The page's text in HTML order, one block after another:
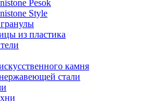
Pesok
Style
из пластика
камня
стали